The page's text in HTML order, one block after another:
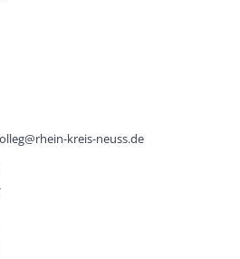
kreis-neuss.de